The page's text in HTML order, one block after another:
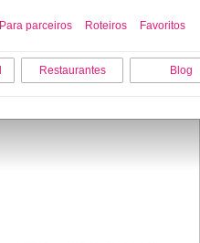
Para parceiros Roteiros Favoritos
Restaurantes Blog